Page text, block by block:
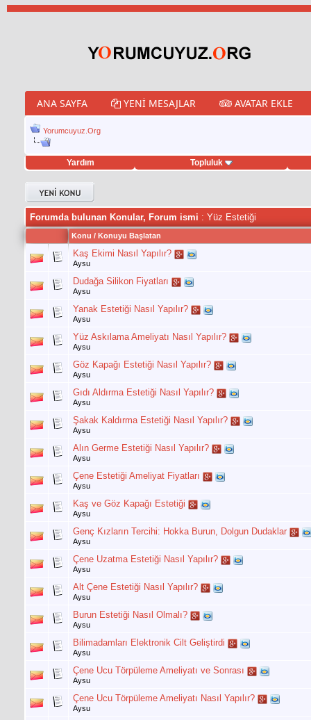
ANA SAYFA YENI MESAJLAR AVATAR EKLE
Yorumcuyuz.Org
Yardım Topluluk
hilesi
Forumda bulunan Konular, Forum ismi : Yüz Estetiği
Konu / Konuyu Başlatan
Kaş Ekimi Nasıl Yapılır?
Aysu
Dudağa Silikon Fiyatları
Aysu
Yanak Estetiği Nasıl Yapılır?
Aysu
Yüz Askılama Ameliyatı Nasıl Yapılır?
Aysu
Göz Kapağı Estetiği Nasıl Yapılır?
Aysu
Gıdı Aldırma Estetiği Nasıl Yapılır?
Aysu
Şakak Kaldırma Estetiği Nasıl Yapılır?
Aysu
Alın Germe Estetiği Nasıl Yapılır?
Aysu
Çene Estetiği Ameliyat Fiyatları
Aysu
Kaş ve Göz Kapağı Estetiği
Aysu
Genç Kızların Tercihi: Hokka Burun, Dolgun Dudaklar
Aysu
Çene Uzatma Estetiği Nasıl Yapılır?
Aysu
Alt Çene Estetiği Nasıl Yapılır?
Aysu
Burun Estetiği Nasıl Olmalı?
Aysu
Bilimadamları Elektronik Cilt Geliştirdi
Aysu
Çene Ucu Törpüleme Ameliyatı ve Sonrası
Aysu
Çene Ucu Törpüleme Ameliyatı Nasıl Yapılır?
Aysu